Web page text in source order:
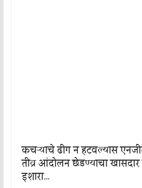
कचऱ्याचे ढीग न हटवल्यास
तीव्र आंदोलन छेडण्याचा
इशारा…